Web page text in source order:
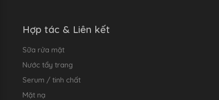
Hợp tác & Liên kết
Sữa rửa mặt
Nước tẩy trang
Serum / tinh chất
Mặt nạ